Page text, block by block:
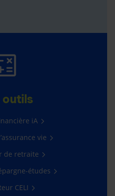
outils
iA
vie
de retraite
études
CELI